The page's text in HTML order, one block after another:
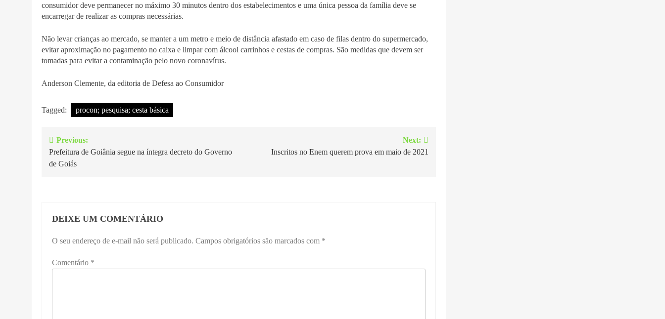
consumidor deve permanecer no máximo 30 minutos dentro dos estabelecimentos e uma única pessoa da família deve se
encarregar de realizar as compras necessárias.
Não levar crianças ao mercado, se manter a um metro e meio de distância afastado em caso de filas dentro do supermercado,
evitar aproximação no pagamento no caixa e limpar com álcool carrinhos e cestas de compras. São medidas que devem ser
tomadas para evitar a contaminação pelo novo coronavírus.
Anderson Clemente, da editoria de Defesa ao Consumidor
Tagged: procon; pesquisa; cesta básica
Navegação
de
Previous:
Prefeitura de Goiânia segue na íntegra decreto do Governo
de Goiás
Next:
Inscritos no Enem querem prova em maio de 2021
DEIXE UM COMENTÁRIO
O seu endereço de e-mail não será publicado. Campos obrigatórios são marcados com *
Comentário *